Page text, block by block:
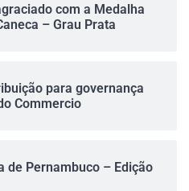
com a Medalha
– Grau Prata
para governança
Commercio
de Pernambuco – Edição